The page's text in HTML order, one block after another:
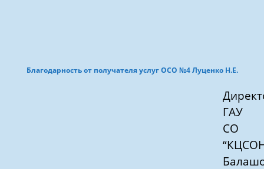
Благодарность от получателя услуг ОСО №4 Луценко Н.Е.
ГАУ
СО